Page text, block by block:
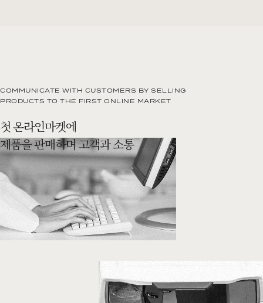
COMMUNICATE WITH CUSTOMERS BY SELLING
PRODUCTS TO THE FIRST ONLINE MARKET
첫 온라인마켓에
제품을 판매하며 고객과 소통